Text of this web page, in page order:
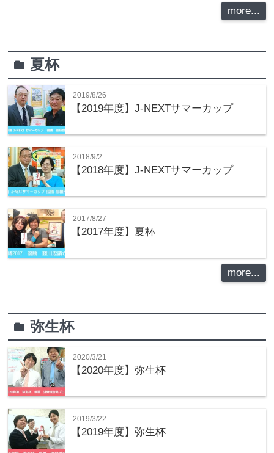
more...
folder 夏杯
2019/8/26
【2019年度】J-NEXTサマーカップ
2018/9/2
【2018年度】J-NEXTサマーカップ
2017/8/27
【2017年度】夏杯
more...
folder 弥生杯
2020/3/21
【2020年度】弥生杯
2019/3/22
【2019年度】弥生杯